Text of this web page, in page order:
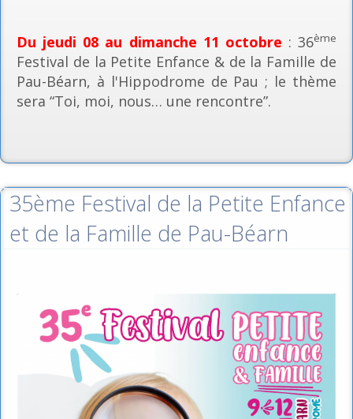
Du jeudi 08 au dimanche 11 octobre : 36ème
Festival de la Petite Enfance & de la Famille de
Pau-Béarn, à l'Hippodrome de Pau ; le thème
sera “Toi, moi, nous… une rencontre”.
35ème Festival de la Petite Enfance
et de la Famille de Pau-Béarn